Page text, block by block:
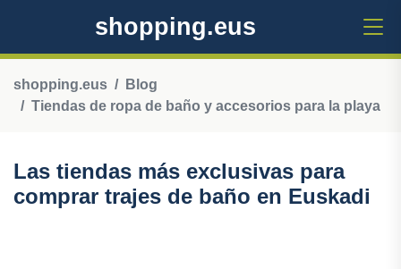
shopping.eus
shopping.eus
Blog
Tiendas de ropa de baño y accesorios para la playa
Las tiendas más exclusivas para
comprar trajes de baño en Euskadi